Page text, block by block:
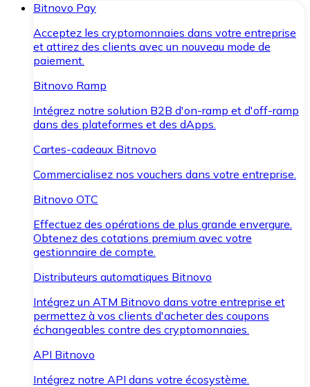
Bitnovo Pay
Acceptez les cryptomonnaies dans votre entreprise
et attirez des clients avec un nouveau mode de
paiement.
Bitnovo Ramp
Intégrez notre solution B2B d'on-ramp et d'off-ramp
dans des plateformes et des dApps.
Cartes-cadeaux Bitnovo
Commercialisez nos vouchers dans votre entreprise.
Bitnovo OTC
Effectuez des opérations de plus grande envergure.
Obtenez des cotations premium avec votre
gestionnaire de compte.
Distributeurs automatiques Bitnovo
Intégrez un ATM Bitnovo dans votre entreprise et
permettez à vos clients d'acheter des coupons
échangeables contre des cryptomonnaies.
API Bitnovo
Intégrez notre API dans votre écosystème.